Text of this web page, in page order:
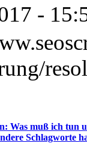
-
Was muß ich tun
Schlagworte